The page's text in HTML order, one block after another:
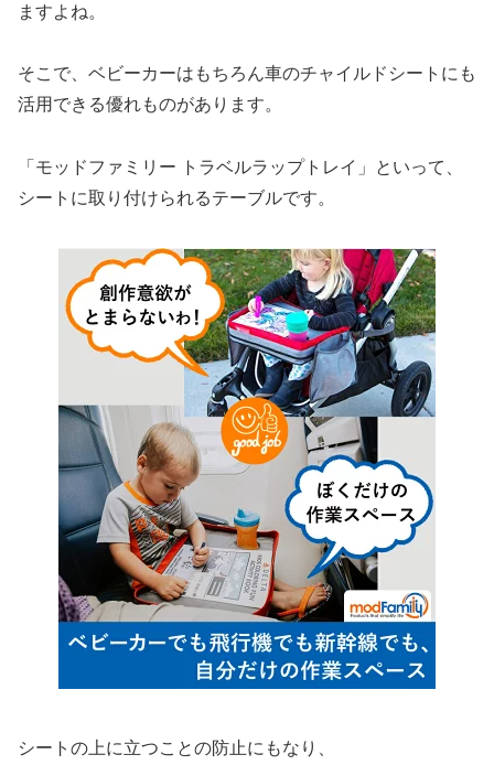
ますよね。
そこで、ベビーカーはもちろん車のチャイルドシートにも
活用できる優れものがあります。
「モッドファミリー トラベルラップトレイ」といって、
シートに取り付けられるテーブルです。
シートの上に立つことの防止にもなり、